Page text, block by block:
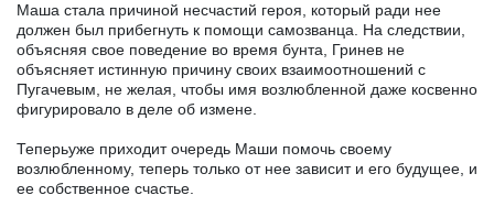
Маша стала причиной несчастий героя, который ради нее
должен был прибегнуть к помощи самозванца. На следствии,
объясняя свое поведение во время бунта, Гринев не
объясняет истинную причину своих взаимоотношений с
Пугачевым, не желая, чтобы имя возлюбленной даже косвенно
фигурировало в деле об измене.
Теперьуже приходит очередь Маши помочь своему
возлюбленному, теперь только от нее зависит и его будущее, и
ее собственное счастье.